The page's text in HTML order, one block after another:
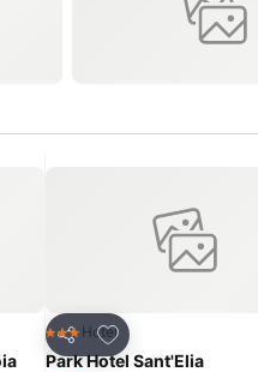
Partager
Ajouter à mes
3 ÉtoilesHotel
Park Hotel Sant'Elia